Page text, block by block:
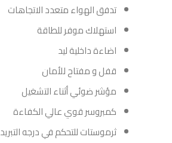
تدفق الهواء متعدد الاتجاهات
استهلاك موفر للطاقة
اضاءة داخلية ليد
قفل و مفتاح للأمان
مؤشر ضوئي أثناء التشغيل
كمبروسر قوي عالي الكفاءة
ثرموستات للتحكم في درجه التبريد